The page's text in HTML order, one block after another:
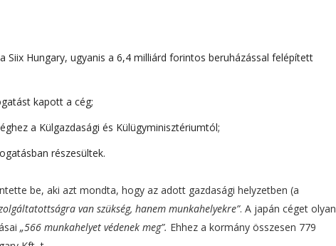
Siix Hungary, ugyanis a 6,4 milliárd forintos beruházással felépített
kapott a cég;
a Külgazdasági és Külügyminisztériumtól;
részesültek.
be, aki azt mondta, hogy az adott gazdasági helyzetben (a
van szükség, hanem munkahelyekre”. A japán céget olyan
„566 munkahelyet védenek meg”. Ehhez a kormány összesen 779